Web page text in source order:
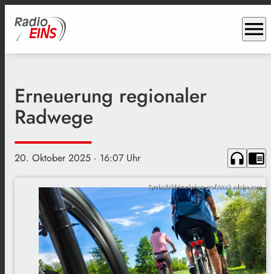
menu
Erneuerung regionaler
Radwege
20. Oktober 2025 · 16:07 Uhr headphones chrome_reader_mode
Symbolbild/stockphoto-graf/stock.adobe.com